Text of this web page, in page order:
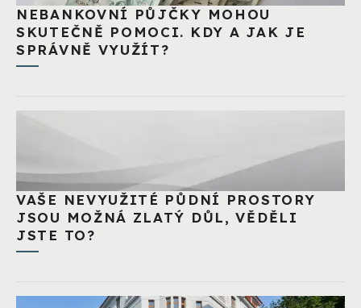
NEBANKOVNÍ PŮJČKY MOHOU
SKUTEČNĚ POMOCI. KDY A JAK JE
SPRÁVNĚ VYUŽÍT?
VAŠE NEVYUŽITÉ PŮDNÍ PROSTORY
JSOU MOŽNÁ ZLATÝ DŮL, VĚDĚLI
JSTE TO?